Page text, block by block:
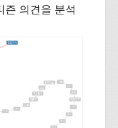
즌 의견을 분석